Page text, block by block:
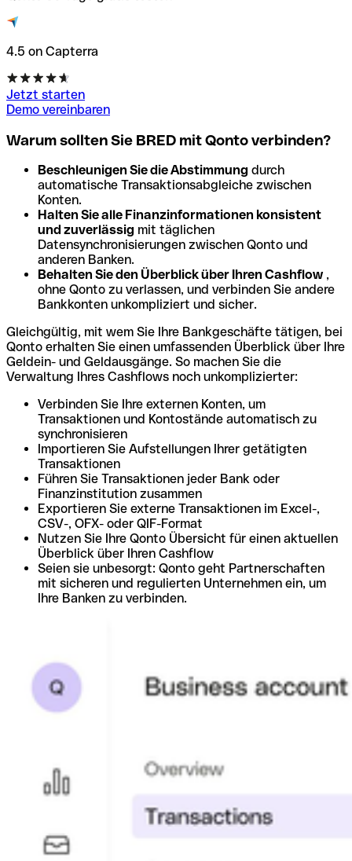
4.5 on Capterra
Jetzt starten
Demo vereinbaren
Warum sollten Sie BRED mit Qonto verbinden?
Beschleunigen Sie die Abstimmung durch
automatische Transaktionsabgleiche zwischen
Konten.
Halten Sie alle Finanzinformationen konsistent
und zuverlässig mit täglichen
Datensynchronisierungen zwischen Qonto und
anderen Banken.
Behalten Sie den Überblick über Ihren Cashflow ,
ohne Qonto zu verlassen, und verbinden Sie andere
Bankkonten unkompliziert und sicher.
Gleichgültig, mit wem Sie Ihre Bankgeschäfte tätigen, bei
Qonto erhalten Sie einen umfassenden Überblick über Ihre
Geldein- und Geldausgänge. So machen Sie die
Verwaltung Ihres Cashflows noch unkomplizierter:
Verbinden Sie Ihre externen Konten, um
Transaktionen und Kontostände automatisch zu
synchronisieren
Importieren Sie Aufstellungen Ihrer getätigten
Transaktionen
Führen Sie Transaktionen jeder Bank oder
Finanzinstitution zusammen
Exportieren Sie externe Transaktionen im Excel-,
CSV-, OFX- oder QIF-Format
Nutzen Sie Ihre Qonto Übersicht für einen aktuellen
Überblick über Ihren Cashflow
Seien sie unbesorgt: Qonto geht Partnerschaften
mit sicheren und regulierten Unternehmen ein, um
Ihre Banken zu verbinden.